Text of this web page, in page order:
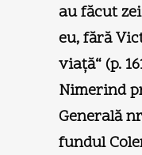
au făcut
eu, fără
viaţă“ (p.
Nimerind
Generală
fundul